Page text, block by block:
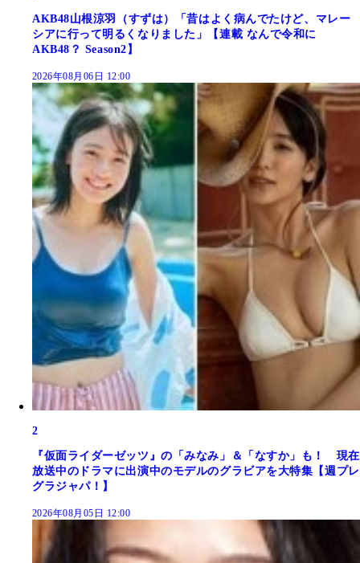
AKB48山根涼羽（すずは）「昔はよく病んでたけど、マレー
シアに行って明るくなりました」【連載 なんで令和に
AKB48？ Season2】
2026年08月06日 12:00
2
『仮面ライダーゼッツ』の「みなみ」＆「なすか」も！ 現在
放送中のドラマに出演中のモデルのグラビアを大特集【週プレ
グラジャパ！】
2026年08月05日 12:00